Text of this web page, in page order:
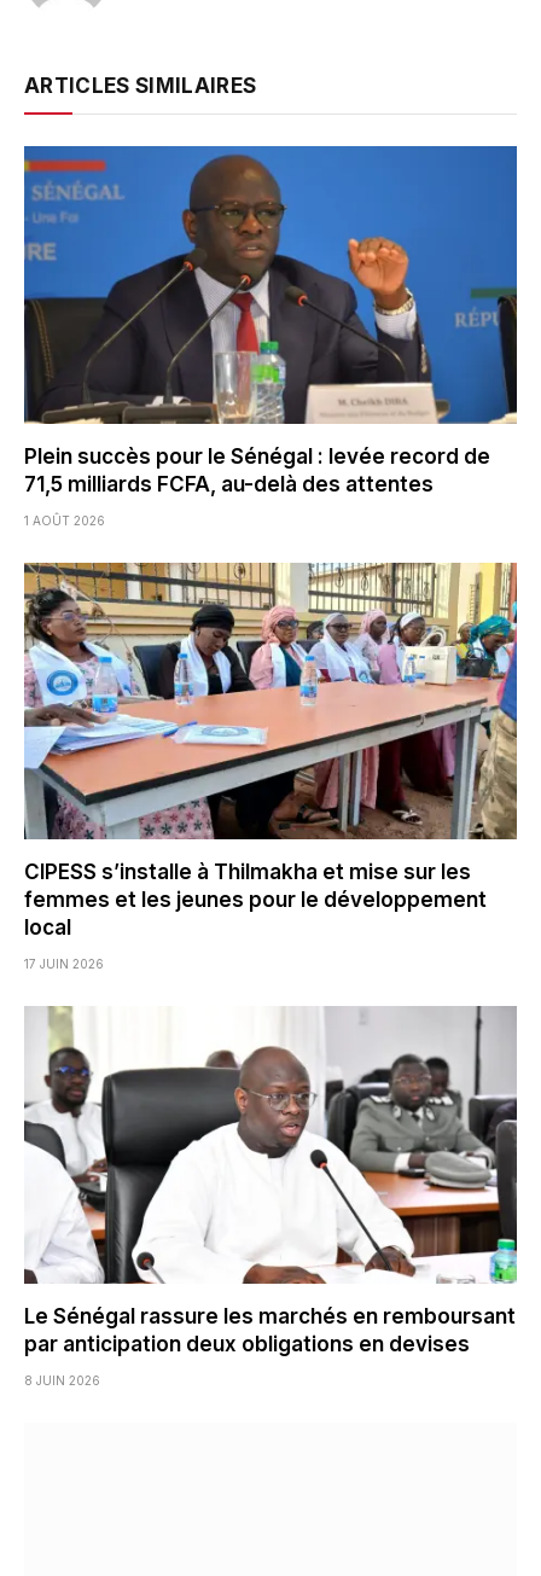
ARTICLES SIMILAIRES
Plein succès pour le Sénégal : levée record de
71,5 milliards FCFA, au-delà des attentes
1 AOÛT 2026
CIPESS s’installe à Thilmakha et mise sur les
femmes et les jeunes pour le développement
local
17 JUIN 2026
Le Sénégal rassure les marchés en remboursant
par anticipation deux obligations en devises
8 JUIN 2026